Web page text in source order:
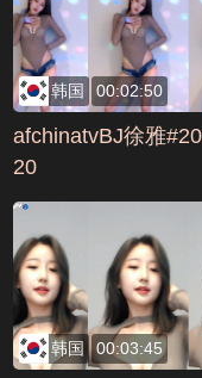
韩国 00:02:50
afchinatvBJ徐雅
20
韩国 00:03:45